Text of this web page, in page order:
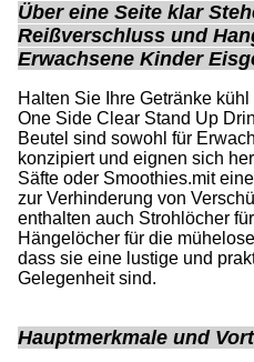
Über eine Seite klar
Reißverschluss und
Erwachsene Kinder
Halten Sie Ihre Getränke
One Side Clear Stand Up
Beutel sind sowohl für
konzipiert und eignen sich
Säfte oder Smoothies.mit
zur Verhinderung von
enthalten auch Strohlöcher
Hängelöcher für die
dass sie eine lustige und
Gelegenheit sind.
Hauptmerkmale und